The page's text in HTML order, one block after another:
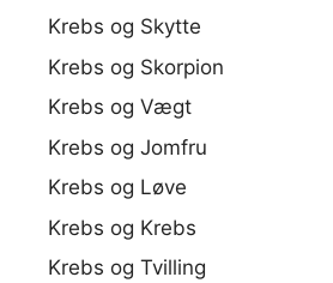
Krebs og Skytte
Krebs og Skorpion
Krebs og Vægt
Krebs og Jomfru
Krebs og Løve
Krebs og Krebs
Krebs og Tvilling